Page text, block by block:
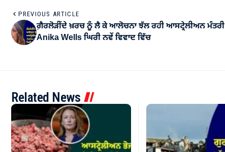
PREVIOUS ARTICLE
ਗ਼ੈਰਲੋੜੀਂਦੇ ਖ਼ਰਚ ਨੂੰ ਲੈ ਕੇ ਆਲੋਚਨਾ ਝੱਲ ਰਹੀ ਆਸਟ੍ਰੇਲੀਅਨ ਮੰਤਰੀ
Anika Wells ਘਿਰੀ ਨਵੇਂ ਵਿਵਾਦ ਵਿੱਚ
Related News